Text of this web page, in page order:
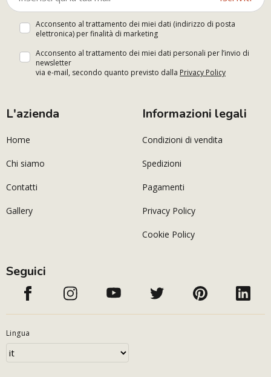
Acconsento al trattamento dei miei dati (indirizzo di posta
elettronica) per finalità di marketing
Acconsento al trattamento dei miei dati personali per l’invio di
newsletter
via e-mail, secondo quanto previsto dalla Privacy Policy
L'azienda
Home
Chi siamo
Contatti
Gallery
Informazioni legali
Condizioni di vendita
Spedizioni
Pagamenti
Privacy Policy
Cookie Policy
Seguici
Lingua